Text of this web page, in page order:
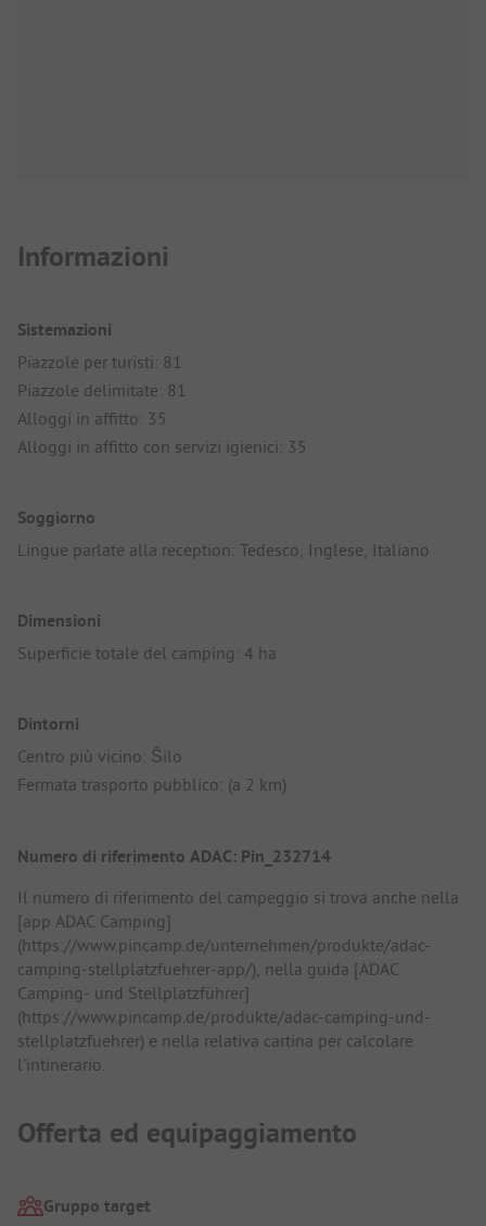
Informazioni
Sistemazioni
Piazzole per turisti: 81
Piazzole delimitate: 81
Alloggi in affitto: 35
Alloggi in affitto con servizi igienici: 35
Soggiorno
Lingue parlate alla reception: Tedesco, Inglese, Italiano
Dimensioni
Superficie totale del camping: 4 ha
Dintorni
Centro più vicino: Šilo
Fermata trasporto pubblico: (a 2 km)
Numero di riferimento ADAC: Pin_232714
Il numero di riferimento del campeggio si trova anche nella
[app ADAC Camping]
(https://www.pincamp.de/unternehmen/produkte/adac-
camping-stellplatzfuehrer-app/), nella guida [ADAC
Camping- und Stellplatzführer]
(https://www.pincamp.de/produkte/adac-camping-und-
stellplatzfuehrer) e nella relativa cartina per calcolare
l'intinerario.
Offerta ed equipaggiamento
Gruppo target